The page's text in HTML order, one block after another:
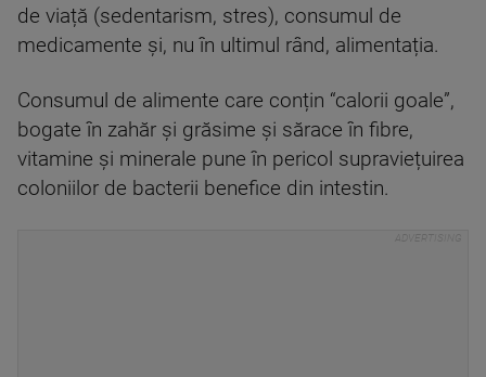
de viață (sedentarism, stres), consumul de
medicamente și, nu în ultimul rând, alimentația.
Consumul de alimente care conțin “calorii goale”,
bogate în zahăr și grăsime și sărace în fibre,
vitamine și minerale pune în pericol supraviețuirea
coloniilor de bacterii benefice din intestin.